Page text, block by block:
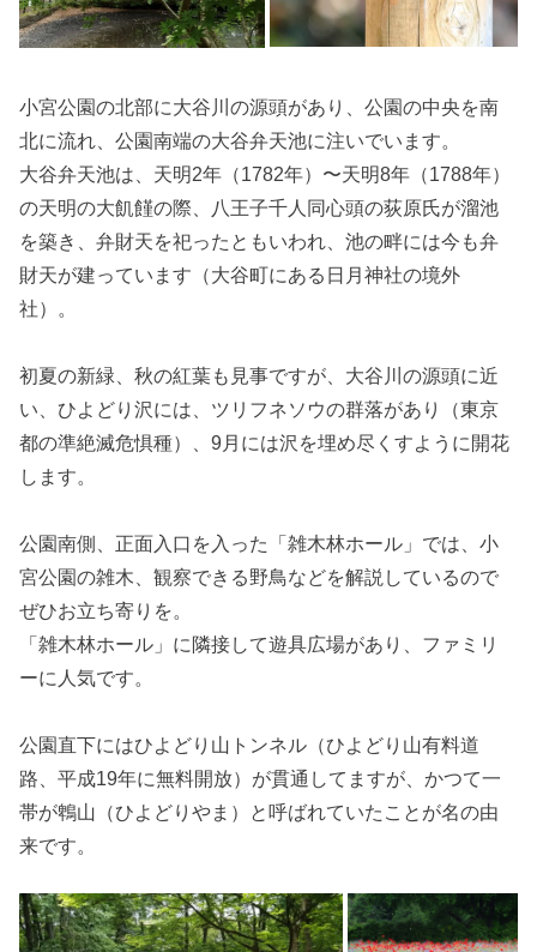
小宮公園の北部に大谷川の源頭があり、公園の中央を南
北に流れ、公園南端の大谷弁天池に注いでいます。
大谷弁天池は、天明2年（1782年）〜天明8年（1788年）
の天明の大飢饉の際、八王子千人同心頭の荻原氏が溜池
を築き、弁財天を祀ったともいわれ、池の畔には今も弁
財天が建っています（大谷町にある日月神社の境外
社）。
初夏の新緑、秋の紅葉も見事ですが、大谷川の源頭に近
い、ひよどり沢には、ツリフネソウの群落があり（東京
都の準絶滅危惧種）、9月には沢を埋め尽くすように開花
します。
公園南側、正面入口を入った「雑木林ホール」では、小
宮公園の雑木、観察できる野鳥などを解説しているので
ぜひお立ち寄りを。
「雑木林ホール」に隣接して遊具広場があり、ファミリ
ーに人気です。
公園直下にはひよどり山トンネル（ひよどり山有料道
路、平成19年に無料開放）が貫通してますが、かつて一
帯が鵯山（ひよどりやま）と呼ばれていたことが名の由
来です。